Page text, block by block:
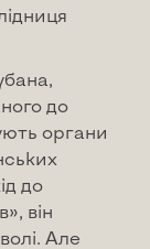
до
органи
до
він
Але